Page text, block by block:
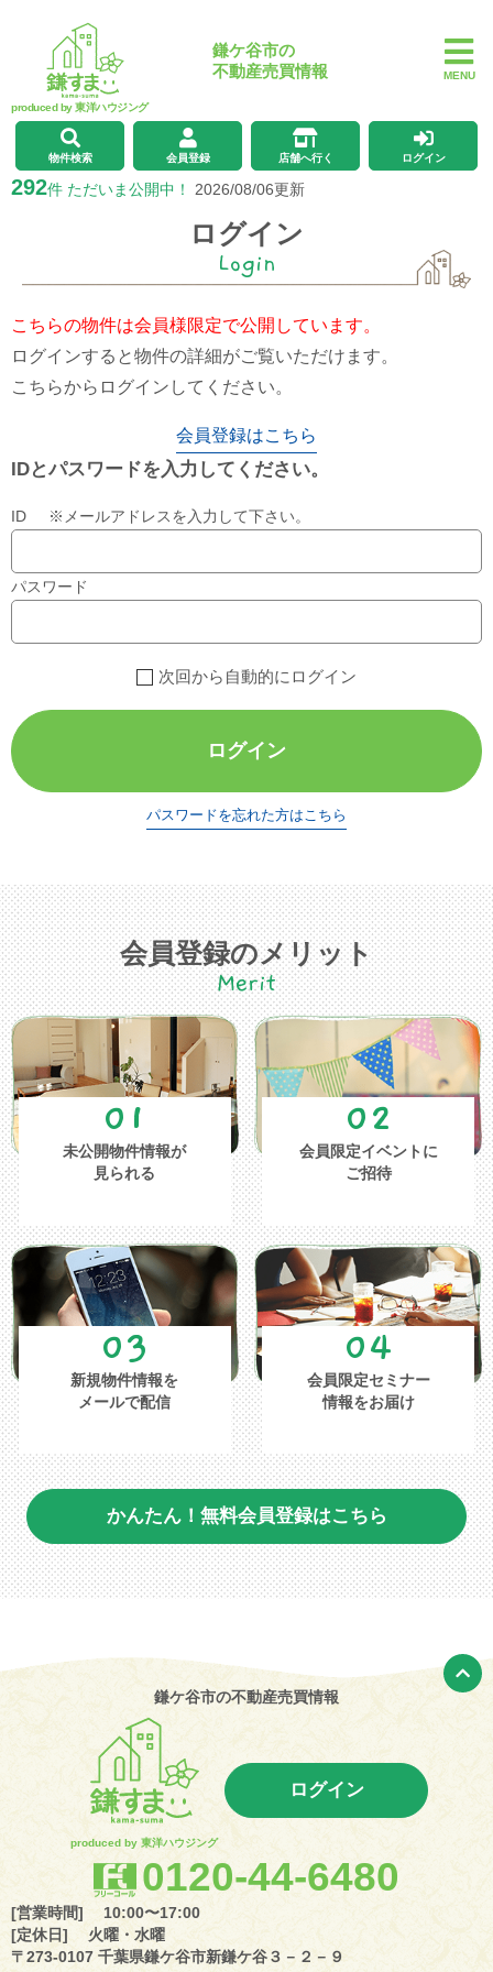
produced by 東洋ハウジング
鎌ケ谷市の
不動産売買情報
MENU
物件検索 会員登録 店舗へ行く ログイン
292件 ただいま公開中！ 2026/08/06更新
ログイン
Login
こちらの物件は会員様限定で公開しています。
ログインすると物件の詳細がご覧いただけます。
こちらからログインしてください。
会員登録はこちら
IDとパスワードを入力してください。
ID ※メールアドレスを入力して下さい。
パスワード
次回から自動的にログイン
ログイン
パスワードを忘れた方はこちら
会員登録のメリット
Merit
01
未公開物件情報が
見られる
02
会員限定イベントに
ご招待
03
新規物件情報を
メールで配信
04
会員限定セミナー
情報をお届け
かんたん！無料会員登録はこちら
鎌ケ谷市の不動産売買情報
produced by 東洋ハウジング
ログイン
0120-44-6480
[営業時間] 10:00〜17:00
[定休日] 火曜・水曜
〒273-0107 千葉県鎌ケ谷市新鎌ケ谷３－２－９